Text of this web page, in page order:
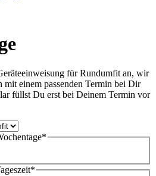
für Rundumfit an, wir
mit einem passenden Termin bei Dir
füllst Du erst bei Deinem Termin vor
*
*